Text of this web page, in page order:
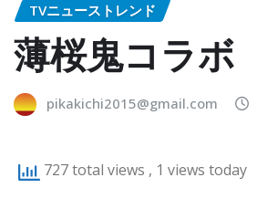
TVニューストレンド
薄桜鬼コラボ
pikakichi2015@gmail.com
727 total views , 1 views today